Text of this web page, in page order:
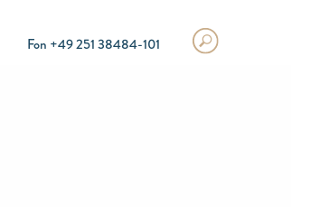
Fon +49 251 38484-101